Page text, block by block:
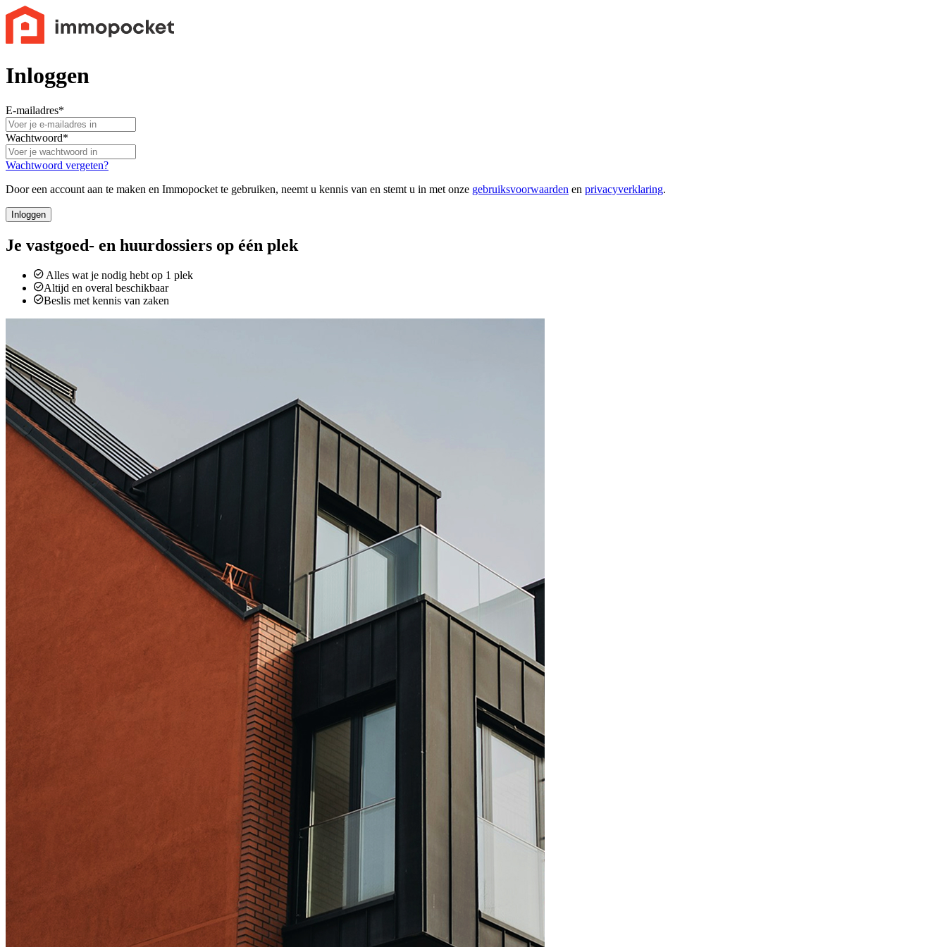
Inloggen
E-mailadres*
Wachtwoord*
Wachtwoord vergeten?
Door een account aan te maken en Immopocket te gebruiken, neemt u kennis van en stemt u in met onze gebruiksvoorwaarden en privacyverklaring.
Inloggen
Je vastgoed- en huurdossiers op één plek
Alles wat je nodig hebt op 1 plek
Altijd en overal beschikbaar
Beslis met kennis van zaken